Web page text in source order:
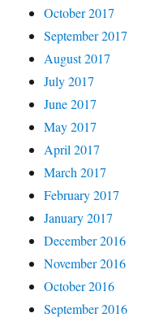
October 2017
September 2017
August 2017
July 2017
June 2017
May 2017
April 2017
March 2017
February 2017
January 2017
December 2016
November 2016
October 2016
September 2016